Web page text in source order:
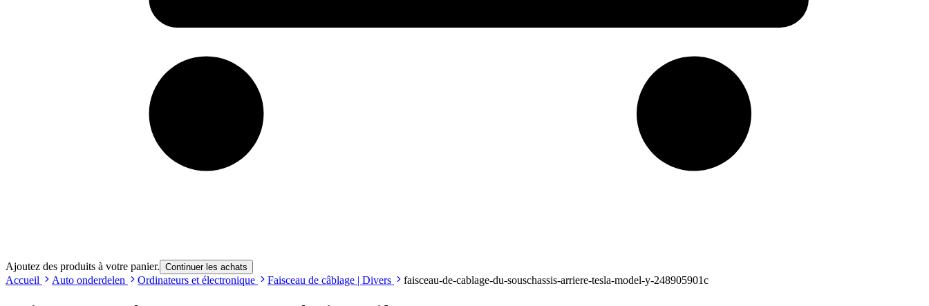
Ajoutez des produits à votre panier. Continuer les achats
Accueil Auto onderdelen Ordinateurs et électronique Faisceau de câblage | Divers faisceau-de-cablage-du-souschassis-arriere-tesla-model-y-248905901c